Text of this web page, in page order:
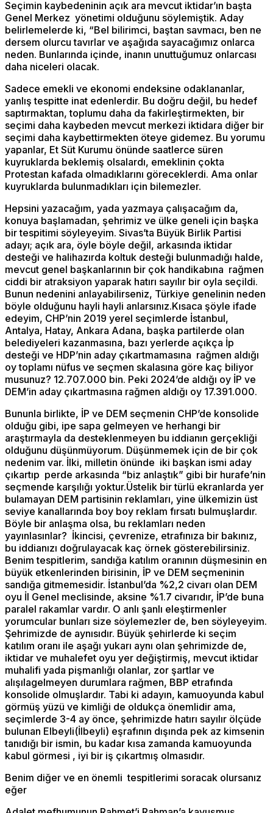
Seçimin kaybedeninin açık ara mevcut iktidar’ın başta
Genel Merkez yönetimi olduğunu söylemiştik. Aday
belirlemelerde ki, “Bel bilirimci, baştan savmacı, ben ne
dersem olurcu tavırlar ve aşağıda sayacağımız onlarca
neden. Bunlarında içinde, inanın unuttuğumuz onlarcası
daha niceleri olacak.
Sadece emekli ve ekonomi endeksine odaklananlar,
yanlış tespitte inat edenlerdir. Bu doğru değil, bu hedef
saptırmaktan, toplumu daha da fakirleştirmekten, bir
seçimi daha kaybeden mevcut merkezi iktidara diğer bir
seçimi daha kaybettirmekten öteye gidemez. Bu yorumu
yapanlar, Et Süt Kurumu önünde saatlerce süren
kuyruklarda beklemiş olsalardı, emeklinin çokta
Protestan kafada olmadıklarını göreceklerdi. Ama onlar
kuyruklarda bulunmadıkları için bilemezler.
Hepsini yazacağım, yada yazmaya çalışacağım da,
konuya başlamadan, şehrimiz ve ülke geneli için başka
bir tespitimi söyleyeyim. Sivas’ta Büyük Birlik Partisi
adayı; açık ara, öyle böyle değil, arkasında iktidar
desteği ve halihazırda koltuk desteği bulunmadığı halde,
mevcut genel başkanlarının bir çok handikabına rağmen
ciddi bir atraksiyon yaparak hatırı sayılır bir oyla seçildi.
Bunun nedenini anlayabilirseniz, Türkiye genelinin neden
böyle olduğunu hayli hayli anlarsınız.Kısaca şöyle ifade
edeyim, CHP’nin 2019 yerel seçimlerde İstanbul,
Antalya, Hatay, Ankara Adana, başka partilerde olan
belediyeleri kazanmasına, bazı yerlerde açıkça İp
desteği ve HDP’nin aday çıkartmamasına rağmen aldığı
oy toplamı nüfus ve seçmen skalasına göre kaç biliyor
musunuz? 12.707.000 bin. Peki 2024’de aldığı oy İP ve
DEM’in aday çıkartmasına rağmen aldığı oy 17.391.000.
Bununla birlikte, İP ve DEM seçmenin CHP’de konsolide
olduğu gibi, ipe sapa gelmeyen ve herhangi bir
araştırmayla da desteklenmeyen bu iddianın gerçekliği
olduğunu düşünmüyorum. Düşünmemek için de bir çok
nedenim var. İlki, milletin önünde iki başkan ismi aday
çıkartıp perde arkasında “biz anlaştık” gibi bir hurafe’nin
seçmende karşılığı yoktur.Üstelik bir türlü ekranlarda yer
bulamayan DEM partisinin reklamları, yine ülkemizin üst
seviye kanallarında boy boy reklam fırsatı bulmuşlardır.
Böyle bir anlaşma olsa, bu reklamları neden
yayınlasınlar? İkincisi, çevrenize, etrafınıza bir bakınız,
bu iddianızı doğrulayacak kaç örnek gösterebilirsiniz.
Benim tespitlerim, sandığa katılım oranının düşmesinin en
büyük etkenlerinden birisinin, İP ve DEM seçmeninin
sandığa gitmemesidir. İstanbul’da %2,2 civarı olan DEM
oyu İl Genel meclisinde, aksine %1.7 civarıdır, İP’de buna
paralel rakamlar vardır. O anlı şanlı eleştirmenler
yorumcular bunları size söylemezler de, ben söyleyeyim.
Şehrimizde de aynısıdır. Büyük şehirlerde ki seçim
katılım oranı ile aşağı yukarı aynı olan şehrimizde de,
iktidar ve muhalefet oyu yer değiştirmiş, mevcut iktidar
muhalifi yada pişmanlığı olanlar, zor şartlar ve
alışılagelmeyen durumlara rağmen, BBP etrafında
konsolide olmuşlardır. Tabi ki adayın, kamuoyunda kabul
görmüş yüzü ve kimliği de oldukça önemlidir ama,
seçimlerde 3-4 ay önce, şehrimizde hatırı sayılır ölçüde
bulunan Elbeyli(İlbeyli) eşrafının dışında pek az kimsenin
tanıdığı bir ismin, bu kadar kısa zamanda kamuoyunda
kabul görmesi , iyi bir iş çıkartmış olmasıdır.
Benim diğer ve en önemli tespitlerimi soracak olursanız
eğer